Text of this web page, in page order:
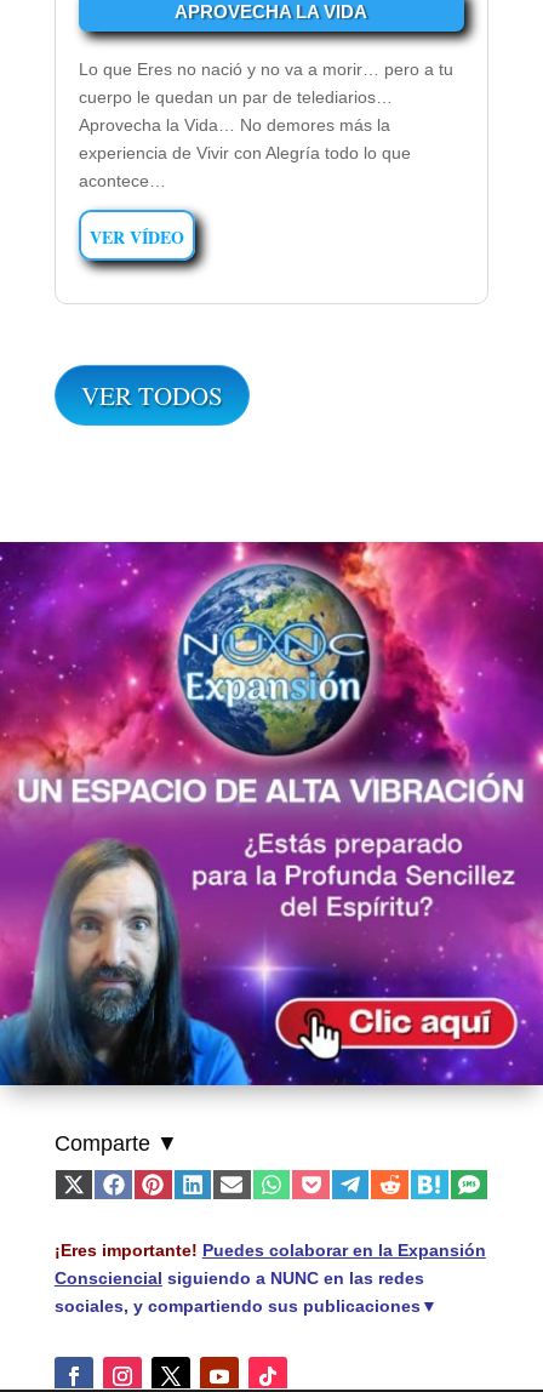
APROVECHA LA VIDA
Lo que Eres no nació y no va a morir… pero a tu
cuerpo le quedan un par de telediarios…
Aprovecha la Vida… No demores más la
experiencia de Vivir con Alegría todo lo que
acontece…
VER VÍDEO
VER TODOS
Comparte ▼
Compartir
X
Compartir
FacebookCompartir
PinterestCompartir
LinkedInCompartir
EmailCompartir
WhatsAppCompartir
PocketCompartir
TelegramCompartir
RedditCompartir
HatenaSMS
¡Eres importante! Puedes colaborar en la Expansión
Consciencial siguiendo a NUNC en las redes
sociales, y compartiendo sus publicaciones▼